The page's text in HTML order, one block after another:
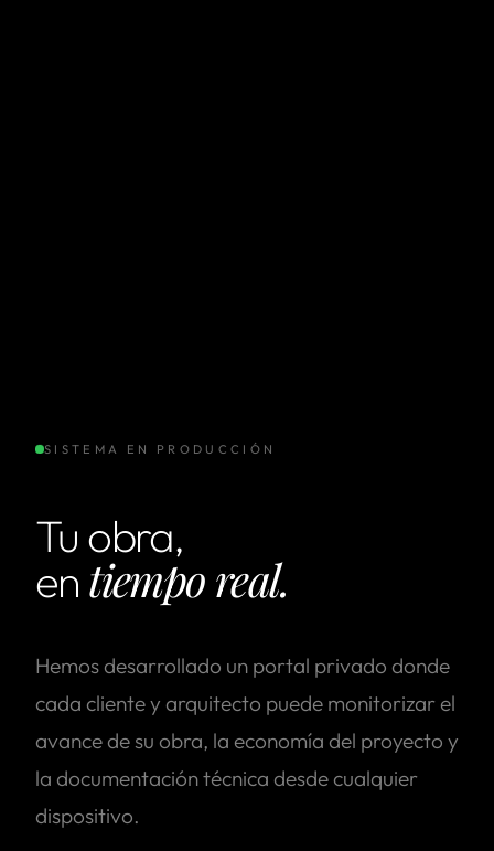
SISTEMA EN PRODUCCIÓN
Tu obra,
en tiempo real.
Hemos desarrollado un portal privado donde
cada cliente y arquitecto puede monitorizar el
avance de su obra, la economía del proyecto y
la documentación técnica desde cualquier
dispositivo.